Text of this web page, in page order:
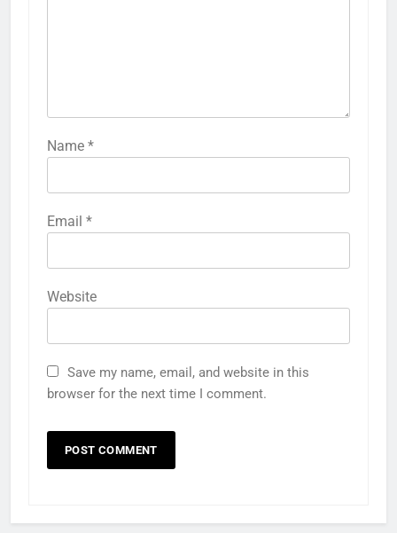
Name *
Email *
Website
Save my name, email, and website in this
browser for the next time I comment.